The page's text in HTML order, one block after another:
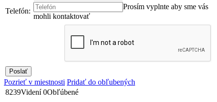
Telefón:
Prosím vyplnte aby sme vás
mohli kontaktovať
Pozrieť v miestnosti Pridať do obľubených
8239Videní 0Obľúbené